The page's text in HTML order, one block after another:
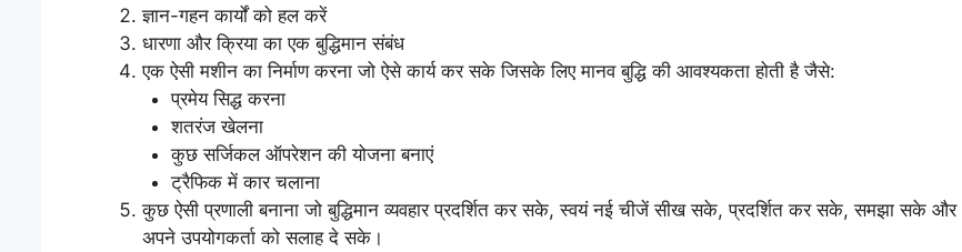
ज्ञान-गहन कार्यों को हल करें
धारणा और क्रिया का एक बुद्धिमान संबंध
एक ऐसी मशीन का निर्माण करना जो ऐसे कार्य कर सके जिसके लिए मानव बुद्धि की आवश्यकता होती है जैसे:
प्रमेय सिद्ध करना
शतरंज खेलना
कुछ सर्जिकल ऑपरेशन की योजना बनाएं
ट्रैफिक में कार चलाना
कुछ ऐसी प्रणाली बनाना जो बुद्धिमान व्यवहार प्रदर्शित कर सके, स्वयं नई चीजें सीख सके, प्रदर्शित कर सके, समझा सके और
अपने उपयोगकर्ता को सलाह दे सके।